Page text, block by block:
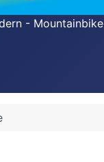
- Mountainbike